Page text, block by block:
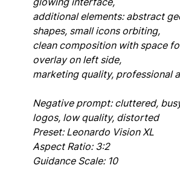
additional elements: abstract
shapes, small icons orbiting,
clean composition with space
overlay on left side,
marketing quality, professional
Negative prompt: cluttered,
logos, low quality, distorted
Preset: Leonardo Vision XL
Aspect Ratio: 3:2
Guidance Scale: 10